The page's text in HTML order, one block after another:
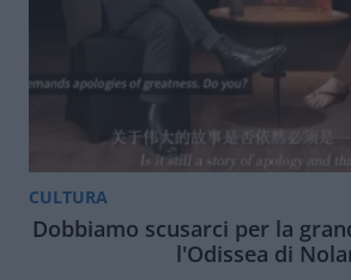
CULTURA
Dobbiamo scusarci per la
l'Odissea di